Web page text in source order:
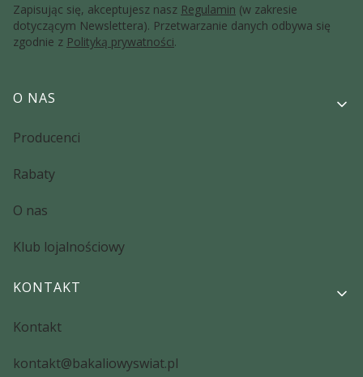
Zapisując się, akceptujesz nasz Regulamin (w zakresie
dotyczącym Newslettera). Przetwarzanie danych odbywa się
zgodnie z Polityką prywatności.
Linki w stopce
O NAS
Producenci
Rabaty
O nas
Klub lojalnościowy
KONTAKT
Kontakt
kontakt@bakaliowyswiat.pl